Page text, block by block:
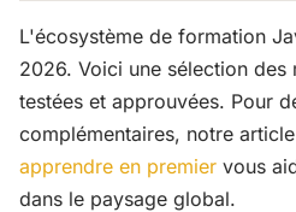
L'écosystème de formation
2026. Voici une sélection des
testées et approuvées. Pour
complémentaires, notre
apprendre en premier vous
dans le paysage global.